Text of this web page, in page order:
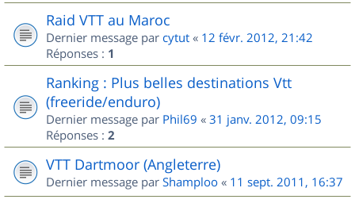
Raid VTT au Maroc
Dernier message par cytut « 12 févr. 2012, 21:42
Réponses : 1
Ranking : Plus belles destinations Vtt
(freeride/enduro)
Dernier message par Phil69 « 31 janv. 2012, 09:15
Réponses : 2
VTT Dartmoor (Angleterre)
Dernier message par Shamploo « 11 sept. 2011, 16:37